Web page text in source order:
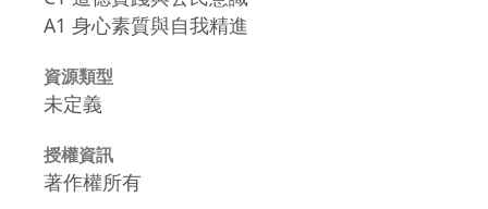
A1 身心素質與自我精進
資源類型
未定義
授權資訊
著作權所有